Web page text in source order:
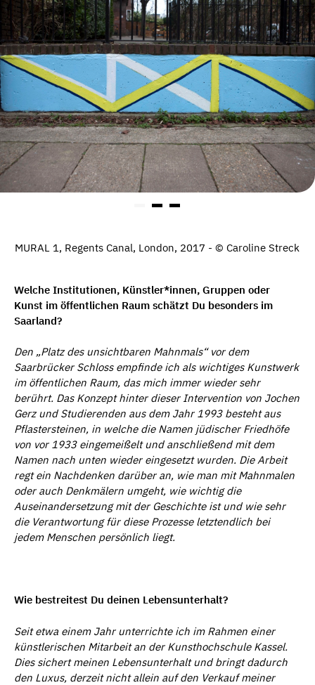
MURAL 1, Regents Canal, London, 2017 - © Caroline Streck
Welche Institutionen, Künstler*innen, Gruppen oder
Kunst im öffentlichen Raum schätzt Du besonders im
Saarland?
Den „Platz des unsichtbaren Mahnmals“ vor dem
Saarbrücker Schloss empfinde ich als wichtiges Kunstwerk
im öffentlichen Raum, das mich immer wieder sehr
berührt. Das Konzept hinter dieser Intervention von Jochen
Gerz und Studierenden aus dem Jahr 1993 besteht aus
Pflastersteinen, in welche die Namen jüdischer Friedhöfe
von vor 1933 eingemeißelt und anschließend mit dem
Namen nach unten wieder eingesetzt wurden. Die Arbeit
regt ein Nachdenken darüber an, wie man mit Mahnmalen
oder auch Denkmälern umgeht, wie wichtig die
Auseinandersetzung mit der Geschichte ist und wie sehr
die Verantwortung für diese Prozesse letztendlich bei
jedem Menschen persönlich liegt.
Wie bestreitest Du deinen Lebensunterhalt?
Seit etwa einem Jahr unterrichte ich im Rahmen einer
künstlerischen Mitarbeit an der Kunsthochschule Kassel.
Dies sichert meinen Lebensunterhalt und bringt dadurch
den Luxus, derzeit nicht allein auf den Verkauf meiner